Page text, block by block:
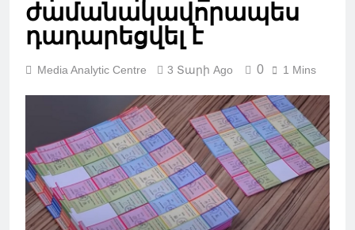
ժամանակավորապես
դադարեցվել է
Media Analytic Centre 3 Տարի Ago 0 1 Mins